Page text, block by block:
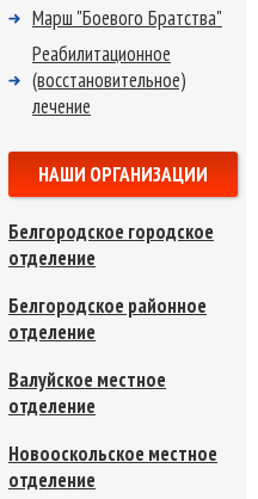
Марш "Боевого Братства"
Реабилитационное
(восстановительное)
лечение
НАШИ ОРГАНИЗАЦИИ
Белгородское городское
отделение
Белгородское районное
отделение
Валуйское местное
отделение
Новооскольское местное
отделение